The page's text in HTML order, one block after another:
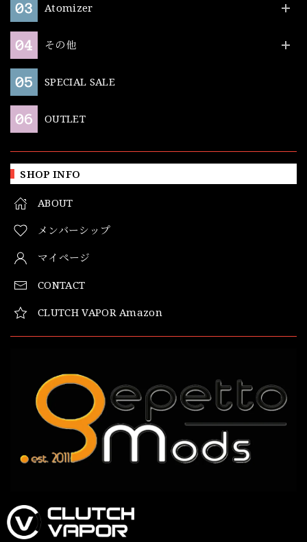
Atomizer
その他
SPECIAL SALE
OUTLET
SHOP INFO
ABOUT
メンバーシップ
マイページ
CONTACT
CLUTCH VAPOR Amazon